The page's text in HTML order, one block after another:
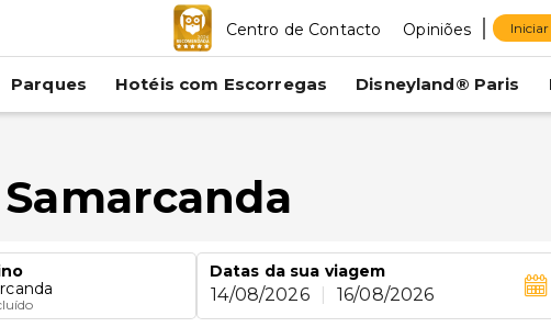
Centro de Contacto Opiniões Iniciar
Parques Hotéis com Escorregas Disneyland® Paris
Datas da sua viagem
14/08/2026 16/08/2026